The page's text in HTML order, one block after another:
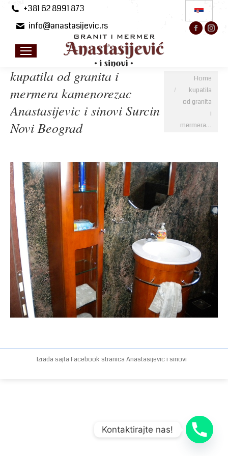
+381 62 8991 873
info@anastasijevic.rs
new
kupatila od granita i
mermera kamenorezac
Anastasijevic i sinovi Surcin
Novi Beograd
You are here:
Home
kupatila
od granita
i
mermera…
Izrada sajta Facebook stranica Anastasijevic i sinovi
Kontaktirajte nas!